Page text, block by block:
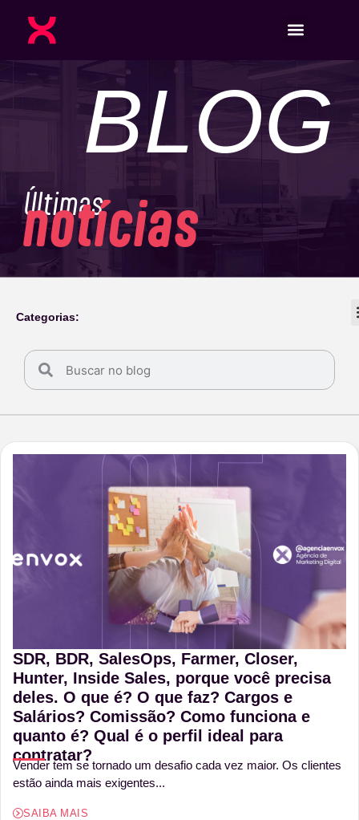
BLOG
Últimas
notícias
Categorias:
SDR, BDR, SalesOps, Farmer, Closer,
Hunter, Inside Sales, porque você precisa
deles. O que é? O que faz? Cargos e
Salários? Comissão? Como funciona e
quanto é? Qual é o perfil ideal para
contratar?
Vender tem se tornado um desafio cada vez maior. Os clientes
estão ainda mais exigentes...
SAIBA MAIS